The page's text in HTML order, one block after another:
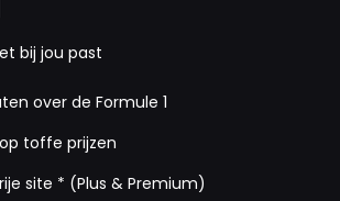
bij jou past
over de Formule 1
toffe prijzen
site * (Plus & Premium)